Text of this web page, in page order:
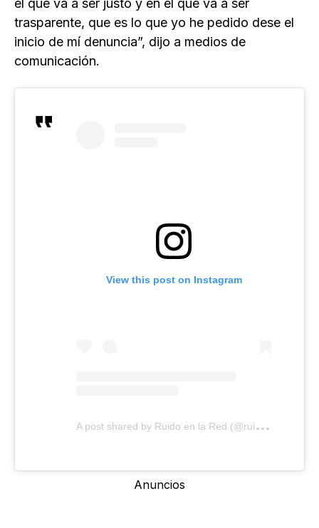
el que va a ser justo y en el que va a ser
trasparente, que es lo que yo he pedido dese el
inicio de mí denuncia”, dijo a medios de
comunicación.
View this post on Instagram
A
post shared by Ruido en la Red (@ruidoenlared)
Anuncios